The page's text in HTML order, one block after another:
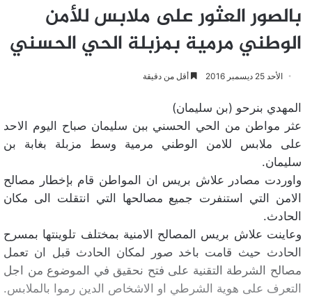
بالصور العثور على ملابس للأمن
الوطني مرمية بمزبلة الحي الحسني
الأحد 25 ديسمبر 2016 أقل من دقيقة
المهدي بنرحو (بن سليمان)
عثر مواطن من الحي الحسني ببن سليمان صباح اليوم الاحد
على ملابس للامن الوطني مرمية وسط مزبلة بغابة بن
سليمان.
واوردت مصادر علاش بريس ان المواطن قام بإخطار مصالح
الامن التي استنفرت جميع مصالحها التي انتقلت الى مكان
الحادث.
وعاينت علاش بريس المصالح الامنية بمختلف تلوينتها بمسرح
الحادث حيث قامت باخد صور لمكان الحادث قبل ان تعمل
مصالح الشرطة التقنية على فتح نحقيق في الموضوع من اجل
التعرف على هوية الشرطي او الاشخاص الدين رموا بالملابس.